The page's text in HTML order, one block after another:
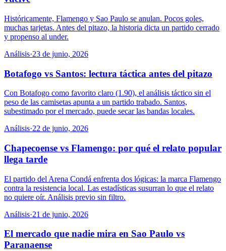
Históricamente, Flamengo y Sao Paulo se anulan. Pocos goles,
muchas tarjetas. Antes del pitazo, la historia dicta un partido cerrado
y propenso al under.
Análisis·23 de junio, 2026
Botafogo vs Santos: lectura táctica antes del pitazo
Con Botafogo como favorito claro (1.90), el análisis táctico sin el
peso de las camisetas apunta a un partido trabado. Santos,
subestimado por el mercado, puede secar las bandas locales.
Análisis·22 de junio, 2026
Chapecoense vs Flamengo: por qué el relato popular
llega tarde
El partido del Arena Condá enfrenta dos lógicas: la marca Flamengo
contra la resistencia local. Las estadísticas susurran lo que el relato
no quiere oír. Análisis previo sin filtro.
Análisis·21 de junio, 2026
El mercado que nadie mira en Sao Paulo vs
Paranaense